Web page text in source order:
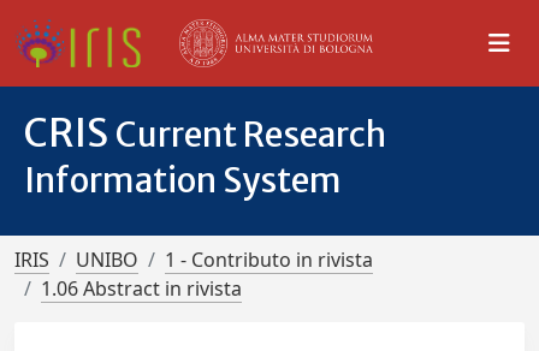
CRIS Current Research
Information System
IRIS UNIBO
1 - Contributo in rivista
1.06 Abstract in rivista